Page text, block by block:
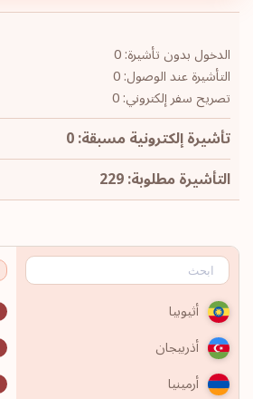
الدخول بدون تأشيرة: 0
التأشيرة عند الوصول: 0
تصريح سفر إلكتروني: 0
تأشيرة إلكترونية مسبقة: 0
التأشيرة مطلوبة: 229
أثيوبيا
أذربيجان
أرمينيا